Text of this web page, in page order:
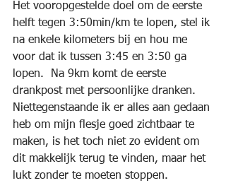
Het vooropgestelde doel om de eerste
helft tegen 3:50min/km te lopen, stel ik
na enkele kilometers bij en hou me
voor dat ik tussen 3:45 en 3:50 ga
lopen.  Na 9km komt de eerste
drankpost met persoonlijke dranken.
Niettegenstaande ik er alles aan gedaan
heb om mijn flesje goed zichtbaar te
maken, is het toch niet zo evident om
dit makkelijk terug te vinden, maar het
lukt zonder te moeten stoppen.